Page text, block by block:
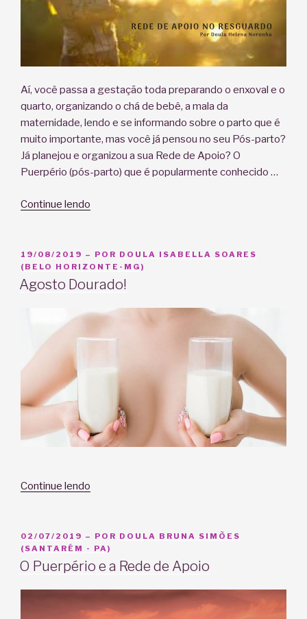
Aí, você passa a gestação toda preparando o enxoval e o
quarto, organizando o chá de bebê, a mala da
maternidade, lendo e se informando sobre o parto que é
muito importante, mas você já pensou no seu Pós-parto?
Já planejou e organizou a sua Rede de Apoio? O
Puerpério (pós-parto) que é popularmente conhecido …
Continue lendo
no
Resguardo”
PUBLICADO
EM
19/08/2019 – POR DOULA ISABELLA SOARES
(BELO HORIZONTE-MG)
Agosto Dourado!
Continue lendo
PUBLICADO
EM
02/07/2019 – POR DOULA BRUNA SIMÕES
(SANTARÉM - PA)
O Puerpério e a Rede de Apoio